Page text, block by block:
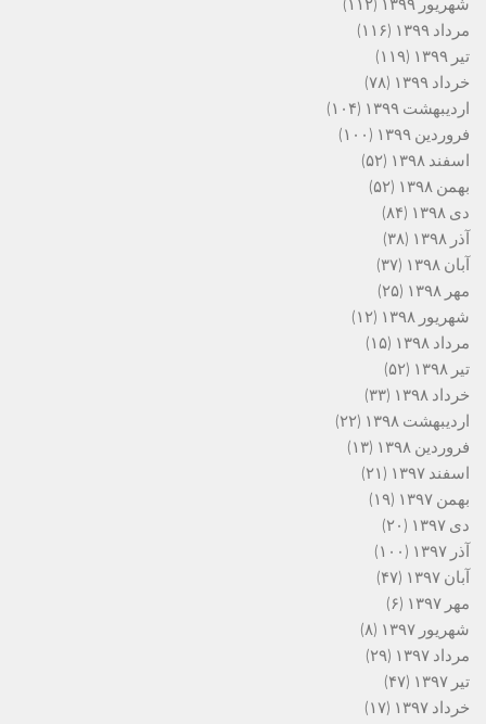
شهریور ۱۳۹۹
(۱۱۲)
مرداد ۱۳۹۹
(۱۱۶)
تیر ۱۳۹۹
(۱۱۹)
خرداد ۱۳۹۹
(۷۸)
اردیبهشت ۱۳۹۹
(۱۰۴)
فروردین ۱۳۹۹
(۱۰۰)
اسفند ۱۳۹۸
(۵۲)
بهمن ۱۳۹۸
(۵۲)
دی ۱۳۹۸
(۸۴)
آذر ۱۳۹۸
(۳۸)
آبان ۱۳۹۸
(۳۷)
مهر ۱۳۹۸
(۲۵)
شهریور ۱۳۹۸
(۱۲)
مرداد ۱۳۹۸
(۱۵)
تیر ۱۳۹۸
(۵۲)
خرداد ۱۳۹۸
(۳۳)
اردیبهشت ۱۳۹۸
(۲۲)
فروردین ۱۳۹۸
(۱۳)
اسفند ۱۳۹۷
(۲۱)
بهمن ۱۳۹۷
(۱۹)
دی ۱۳۹۷
(۲۰)
آذر ۱۳۹۷
(۱۰۰)
آبان ۱۳۹۷
(۴۷)
مهر ۱۳۹۷
(۶)
شهریور ۱۳۹۷
(۸)
مرداد ۱۳۹۷
(۲۹)
تیر ۱۳۹۷
(۴۷)
خرداد ۱۳۹۷
(۱۷)